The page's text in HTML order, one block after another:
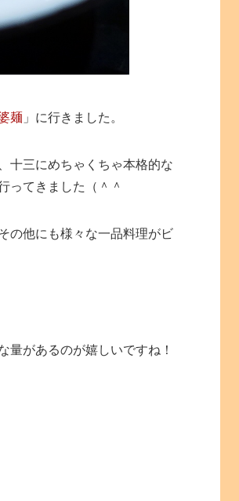
麺 」に行きました。
十三にめちゃくちゃ本格的な
ってきました（＾＾
の他にも様々な一品料理がビ
量があるのが嬉しいですね！